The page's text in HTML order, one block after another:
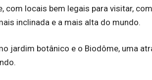
com locais bem legais para visitar,
inclinada e a mais alta do mundo.
jardim botânico e o Biodôme, uma